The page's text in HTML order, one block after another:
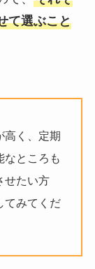
て選ぶこと
高く、定期
なところも
せたい方
てみてくだ